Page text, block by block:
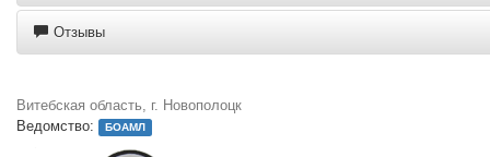
Отзывы
Витебская область, г. Новополоцк
Ведомство:
БОАМЛ